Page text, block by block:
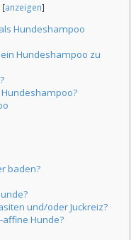
[anzeigen]
Hundeshampoo
Hundeshampoo zu
baden?
und/oder Juckreiz?
Hunde?